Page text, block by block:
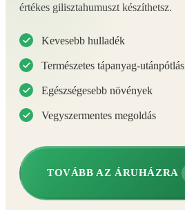
értékes gilisztahumuszt készíthetsz.
Kevesebb hulladék
Természetes tápanyag-utánpótlás
Egészségesebb növények
Vegyszermentes megoldás
TOVÁBB AZ ÁRUHÁZRA